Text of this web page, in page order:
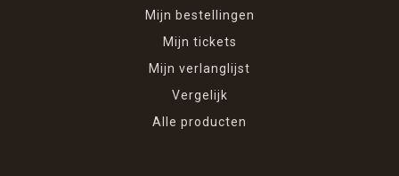
Mijn bestellingen
Mijn tickets
Mijn verlanglijst
Vergelijk
Alle producten